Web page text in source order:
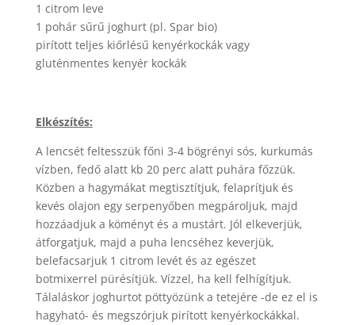
1 citrom leve
1 pohár sűrű joghurt (pl. Spar bio)
pirított teljes kiőrlésű kenyérkockák vagy
gluténmentes kenyér kockák
Elkészítés:
A lencsét feltesszük főni 3-4 bögrényi sós, kurkumás
vízben, fedő alatt kb 20 perc alatt puhára főzzük.
Közben a hagymákat megtisztítjuk, felaprítjuk és
kevés olajon egy serpenyőben megpároljuk, majd
hozzáadjuk a köményt és a mustárt. Jól elkeverjük,
átforgatjuk, majd a puha lencséhez keverjük,
belefacsarjuk 1 citrom levét és az egészet
botmixerrel pürésítjük. Vízzel, ha kell felhígítjuk.
Tálaláskor joghurtot pöttyözünk a tetejére -de ez el is
hagyható- és megszórjuk pirított kenyérkockákkal.